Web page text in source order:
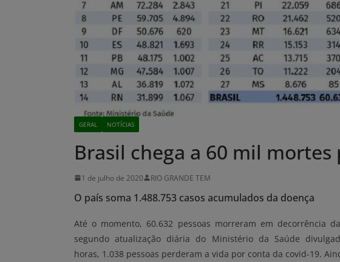
GERAL NOTÍCIAS
Brasil chega a 60 mil mortes
1 de julho de 2020 RIO GRANDE TEM
O país soma 1.488.753 casos acumulados da doença
Até o momento, 60.632 pessoas morreram em decorrência
segundo atualização diária do Ministério da Saúde
horas, 1.038 pessoas perderam a vida por conta da covid-19.